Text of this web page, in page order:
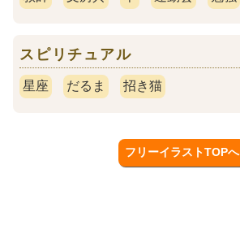
スピリチュアル
星座 だるま 招き猫
フリーイラストTOPへ